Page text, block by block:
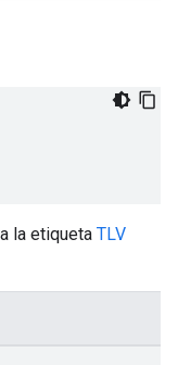
la etiqueta TLV